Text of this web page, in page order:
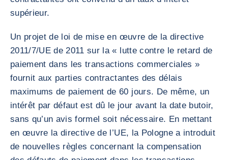
supérieur.
Un projet de loi de mise en œuvre de la directive
2011/7/UE de 2011 sur la « lutte contre le retard de
paiement dans les transactions commerciales »
fournit aux parties contractantes des délais
maximums de paiement de 60 jours. De même, un
intérêt par défaut est dû le jour avant la date butoir,
sans qu’un avis formel soit nécessaire. En mettant
en œuvre la directive de l’UE, la Pologne a introduit
de nouvelles règles concernant la compensation